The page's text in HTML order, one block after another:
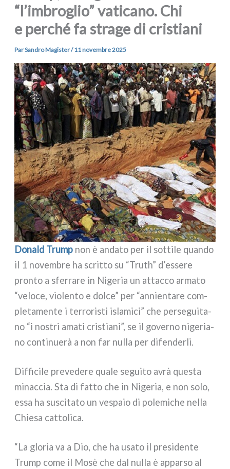
“l’imbroglio” vaticano. Chi
e perché fa strage di cristiani
ParSandro Magister/11 novembre 2025
Donald Trump non è anda­to per il sot­ti­le quan­do
il 1 novem­bre ha scrit­to su “Truth” d’essere
pron­to a sfer­ra­re in Nigeria un attac­co arma­to
“velo­ce, vio­len­to e dol­ce” per “annien­ta­re com­
ple­ta­men­te i ter­ro­ri­sti isla­mi­ci” che per­se­gui­ta­
no “i nostri ama­ti cri­stia­ni”, se il gover­no nige­ria­
no con­ti­nue­rà a non far nul­la per difen­der­li.
Difficile pre­ve­de­re qua­le segui­to avrà que­sta
minac­cia. Sta di fat­to che in Nigeria, e non solo,
essa ha susci­ta­to un vespa­io di pole­mi­che nel­la
Chiesa cat­to­li­ca.
“La glo­ria va a Dio, che ha usa­to il pre­si­den­te
Trump come il Mosè che dal nul­la è appar­so al